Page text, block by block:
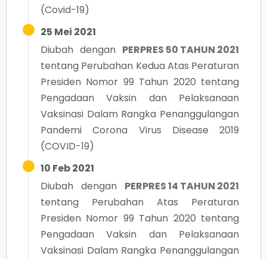
(Covid-19)
25 Mei 2021
Diubah dengan PERPRES 50 TAHUN 2021
tentang Perubahan Kedua Atas Peraturan
Presiden Nomor 99 Tahun 2020 tentang
Pengadaan Vaksin dan Pelaksanaan
Vaksinasi Dalam Rangka Penanggulangan
Pandemi Corona Virus Disease 2019
(COVID-19)
10 Feb 2021
Diubah dengan
PERPRES 14 TAHUN 2021
tentang Perubahan Atas Peraturan
Presiden Nomor 99 Tahun 2020 tentang
Pengadaan Vaksin dan Pelaksanaan
Vaksinasi Dalam Rangka Penanggulangan